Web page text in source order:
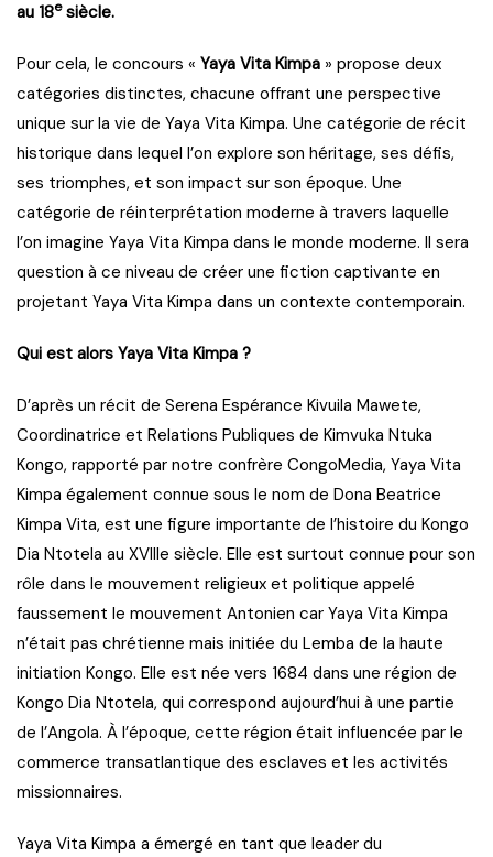
au 18esiècle.
Pour cela, le concours « Yaya Vita Kimpa » propose deux
catégories distinctes, chacune offrant une perspective
unique sur la vie de Yaya Vita Kimpa. Une catégorie de récit
historique dans lequel l’on explore son héritage, ses défis,
ses triomphes, et son impact sur son époque. Une
catégorie de réinterprétation moderne à travers laquelle
l’on imagine Yaya Vita Kimpa dans le monde moderne. Il sera
question à ce niveau de créer une fiction captivante en
projetant Yaya Vita Kimpa dans un contexte contemporain.
Qui est alors Yaya Vita Kimpa ?
D’après un récit de Serena Espérance Kivuila Mawete,
Coordinatrice et Relations Publiques de Kimvuka Ntuka
Kongo, rapporté par notre confrère CongoMedia, Yaya Vita
Kimpa également connue sous le nom de Dona Beatrice
Kimpa Vita, est une figure importante de l’histoire du Kongo
Dia Ntotela au XVIIIe siècle. Elle est surtout connue pour son
rôle dans le mouvement religieux et politique appelé
faussement le mouvement Antonien car Yaya Vita Kimpa
n’était pas chrétienne mais initiée du Lemba de la haute
initiation Kongo. Elle est née vers 1684 dans une région de
Kongo Dia Ntotela, qui correspond aujourd’hui à une partie
de l’Angola. À l’époque, cette région était influencée par le
commerce transatlantique des esclaves et les activités
missionnaires.
Yaya Vita Kimpa a émergé en tant que leader du